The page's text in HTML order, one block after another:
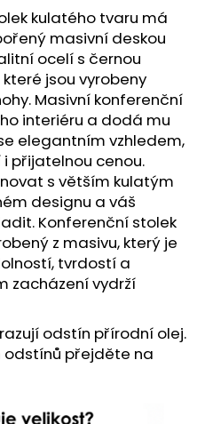
kulatého tvaru má
masivní deskou
ocelí s černou
jsou vyrobeny
Masivní konferenční
interiéru a dodá mu
elegantním vzhledem,
přijatelnou cenou.
s větším kulatým
designu a váš
Konferenční stolek
z masivu, který je
tvrdostí a
zacházení vydrží
odstín přírodní olej.
odstínů přejděte na